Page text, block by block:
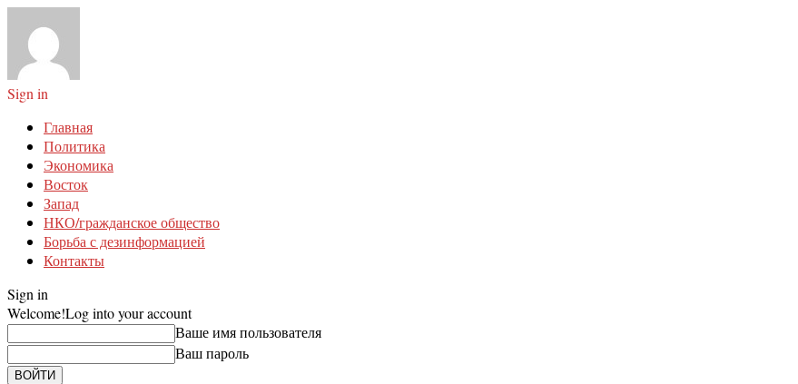
Sign in
Главная
Политика
Экономика
Восток
Запад
НКО/гражданское общество
Борьба с дезинформацией
Контакты
Sign in
Welcome!Log into your account
Ваше имя пользователя
Ваш пароль